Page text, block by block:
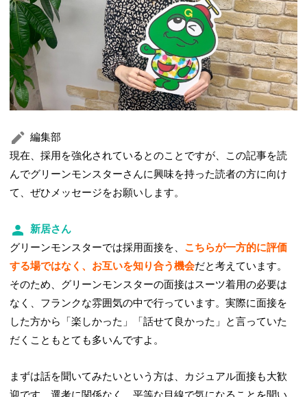
編集部
現在、採用を強化されているとのことですが、この記事を読
んでグリーンモンスターさんに興味を持った読者の方に向け
て、ぜひメッセージをお願いします。
新居さん
グリーンモンスターでは採用面接を、 こちらが一方的に評価
する場ではなく、お互いを知り合う機会だと考えています。
そのため、グリーンモンスターの面接はスーツ着用の必要は
なく、フランクな雰囲気の中で行っています。実際に面接を
した方から「楽しかった」「話せて良かった」と言っていた
だくこともとても多いんですよ。
まずは話を聞いてみたいという方は、カジュアル面接も大歓